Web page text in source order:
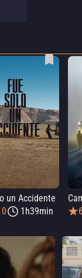
un Accidente
1h39min